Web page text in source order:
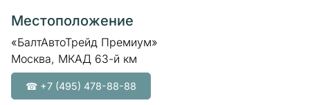
Местоположение
«БалтАвтоТрейд Премиум»
Москва, МКАД 63-й км
☎ +7 (495) 478-88-88